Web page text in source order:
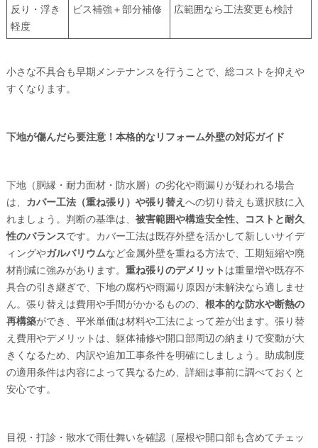
反り・浮き
軽度
ビス補強＋部分補修 広範囲なら工法変更も検討
小さな不具合も早期メンテナンスを行うことで、総コストを抑えや
すくなります。
下地が傷んだら要注意！本格的なリフォーム外壁の対応ガイド
下地（胴縁・耐力面材・防水層）の劣化や雨漏りが疑われる場合
は、 カバー工法（重ね張り）や張り替え への切り替えも選択肢に入
れましょう。判断の基準は、 被害範囲や構造安全性、コストと耐久
性のバランスです。カバー工法は既存外壁を活かして新しいサイデ
ィングやガルバリウムなど金属外壁を重ねる方法で、工期短縮や廃
材削減に強みがあります。 重ね張りのデメリット は重量増や既存不
具合の引き継ぎで、下地の腐朽や雨漏り原因が未解決なら適しませ
ん。張り替えは費用や手間がかかるものの、 根本的な防水や断熱の
再構築ができ、平米単価は材料や工法によって差が出ます。張り替
え費用やデメリットは、躯体補修や開口部周辺の納まりで変動が大
きくなるため、内訳や追加工事条件を明確にしましょう。助成制度
の適用条件は内容によって異なるため、詳細は事前に調べておくと
安心です。
目視・打診・散水で雨仕舞いを確認（屋根や開口部も含めてチェッ